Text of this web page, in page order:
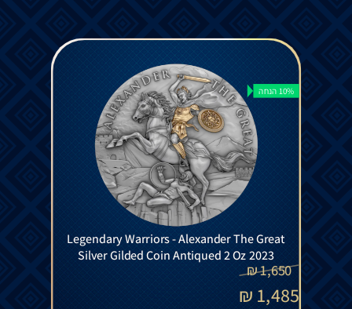
10% הנחה
Legendary Warriors - Alexander The Great
Silver Gilded Coin Antiqued 2 Oz 2023
1,650
₪
1,485
₪